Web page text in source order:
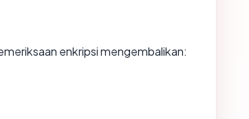
enkripsi mengembalikan: